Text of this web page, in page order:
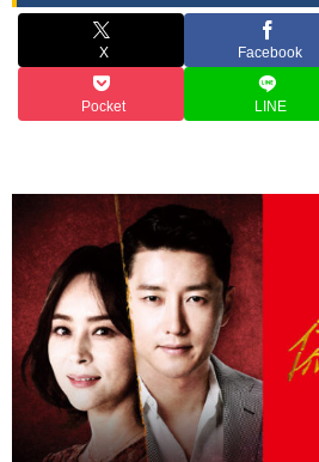
X Facebook
Pocket LINE